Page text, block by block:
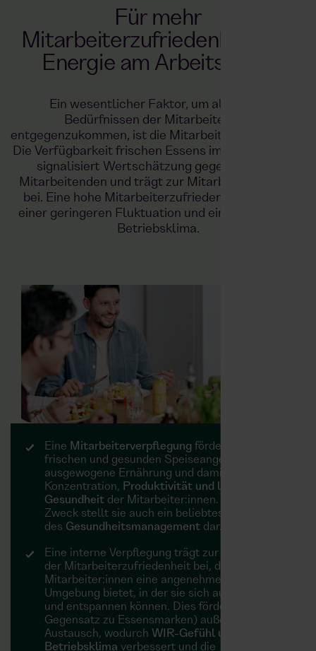
Für mehr
Mitarbeiterzufriedenheit und
Energie am Arbeitsplatz
Ein wesentlicher Faktor, um all diesen
Bedürfnissen der Mitarbeitenden
entgegenzukommen, ist die Mitarbeiterverpflegung.
Die Verfügbarkeit frischen Essens im Unternehmen
signalisiert Wertschätzung gegenüber den
Mitarbeitenden und trägt zur Mitarbeiterbindung
bei. Eine hohe Mitarbeiterzufriedenheit führt zu
einer geringeren Fluktuation und einem besseren
Betriebsklima.
Eine Mitarbeiterverpflegung fördert mit einem
frischen und gesunden Speiseangebot eine
ausgewogene Ernährung und damit die
Konzentration, Produktivität und langfristige
Gesundheitder Mitarbeiter:innen. Zu diesem
Zweck stellt sie auch ein beliebtes Instrument
des Gesundheitsmanagement dar.
Eine interne Verpflegung trägt zur Steigerung
der Mitarbeiterzufriedenheit bei, da sie den
Mitarbeiter:innen eine angenehme und soziale
Umgebung bietet, in der sie sich austauschen
und entspannen können. Dies fördert (im
Gegensatz zu Essensmarken) außerdem den
Austausch, wodurch WIR-Gefühl und
Betriebsklima verbessert und die